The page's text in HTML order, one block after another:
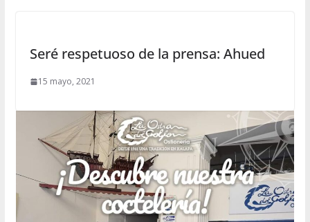
Seré respetuoso de la prensa: Ahued
15 mayo, 2021